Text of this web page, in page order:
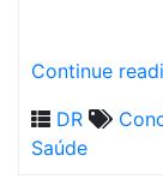
Continue
DR
Saúde